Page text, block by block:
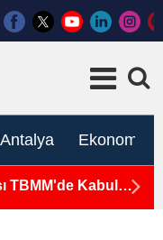
Antalya Ekonomi
TBMM'de Kabul